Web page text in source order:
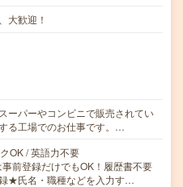
大歓迎！
ーパーやコンビニで販売されてい
る工場でのお仕事です。…
OK / 英語力不要
前登録だけでもOK！履歴書不要
★氏名・職種などを入力す…